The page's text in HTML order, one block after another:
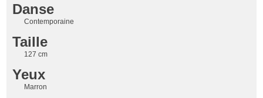
Danse
Contemporaine
Taille
127 cm
Yeux
Marron